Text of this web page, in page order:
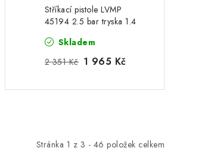
Stříkací pistole LVMP
45194 2.5 bar tryska 1.4
Skladem
2 351 Kč 1 965 Kč
Stránka 1 z 3 - 46 položek celkem